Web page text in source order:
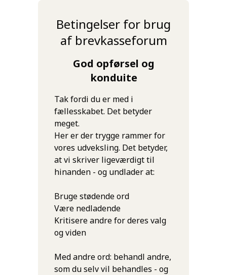
Betingelser for brug
af brevkasseforum
God opførsel og
konduite
Tak fordi du er med i
fællesskabet. Det betyder
meget.
Her er der trygge rammer for
vores udveksling. Det betyder,
at vi skriver ligeværdigt til
hinanden - og undlader at:
Bruge stødende ord
Være nedladende
Kritisere andre for deres valg
og viden
Med andre ord: behandl andre,
som du selv vil behandles - og